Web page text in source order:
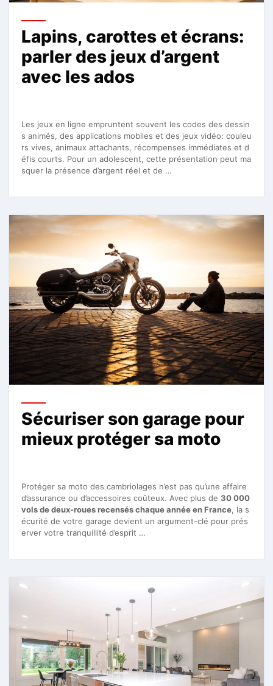
Lapins, carottes et écrans:
parler des jeux d’argent
avec les ados
Les jeux en ligne empruntent souvent les codes des dessin
s animés, des applications mobiles et des jeux vidéo: couleu
rs vives, animaux attachants, récompenses immédiates et d
éfis courts. Pour un adolescent, cette présentation peut ma
squer la présence d’argent réel et de …
Sécuriser son garage pour
mieux protéger sa moto
Protéger sa moto des cambriolages n’est pas qu’une affaire
d’assurance ou d’accessoires coûteux. Avec plus de 30 000
vols de deux-roues recensés chaque année en France, la s
écurité de votre garage devient un argument-clé pour prés
erver votre tranquillité d’esprit …